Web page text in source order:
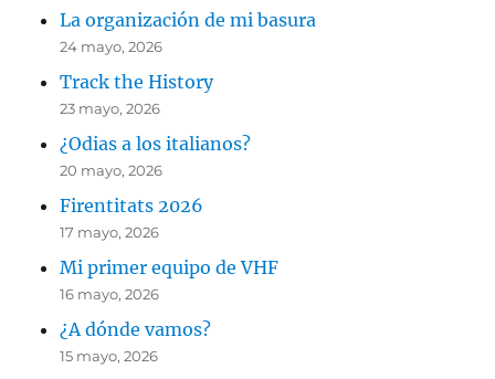
La organización de mi basura
24 mayo, 2026
Track the History
23 mayo, 2026
¿Odias a los italianos?
20 mayo, 2026
Firentitats 2026
17 mayo, 2026
Mi primer equipo de VHF
16 mayo, 2026
¿A dónde vamos?
15 mayo, 2026